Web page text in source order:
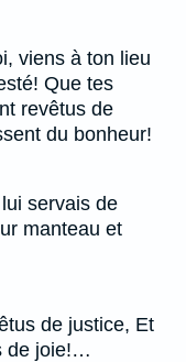
viens à ton lieu
Que tes
revêtus de
du bonheur!
servais de
manteau et
de justice, Et
de joie!…